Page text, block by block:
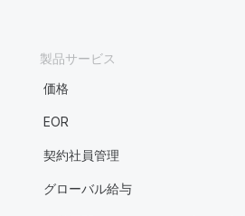
製品サービス
価格
EOR
契約社員管理
グローバル給与